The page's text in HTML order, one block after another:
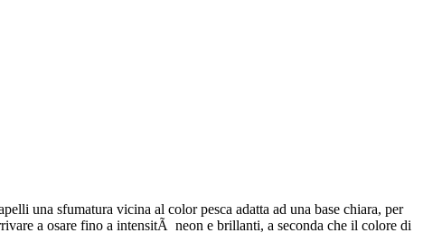
una sfumatura vicina al color pesca adatta ad una base chiara, per
a osare fino a intensitÃ neon e brillanti, a seconda che il colore di